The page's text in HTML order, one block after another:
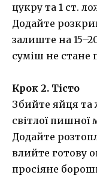
цукру та 1 ст.
Додайте
залиште на
суміш не стане
Крок 2. Тісто
Збийте яйця
світлої пишної
Додайте
влийте готову
просіяне